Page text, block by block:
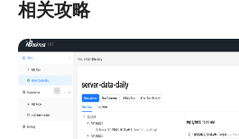
相关攻略